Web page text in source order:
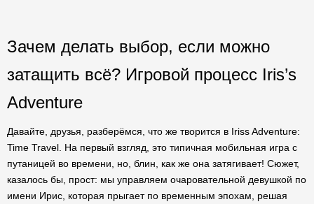
Зачем делать выбор, если можно
затащить всё? Игровой процесс Iris’s
Adventure
Давайте, друзья, разберёмся, что же творится в Iriss Adventure:
Time Travel. На первый взгляд, это типичная мобильная игра с
путаницей во времени, но, блин, как же она затягивает! Сюжет,
казалось бы, прост: мы управляем очаровательной девушкой по
имени Ирис, которая прыгает по временным эпохам, решая